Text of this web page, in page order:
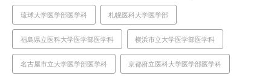
琉球大学医学部医学科 札幌医科大学医学部
福島県立医科大学医学部医学科 横浜市立大学医学部医学科
名古屋市立大学医学部医学科 京都府立医科大学医学部医学科